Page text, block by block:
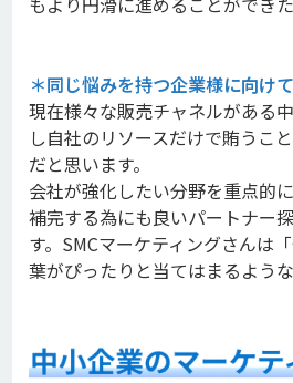
＊同じ悩みを持つ企業様に向けて
現在様々な販売チャネルがある
し自社のリソースだけで賄うこ
だと思います。
会社が強化したい分野を重点的
補完する為にも良いパートナー
す。SMCマーケティングさんは
葉がぴったりと当てはまるよう